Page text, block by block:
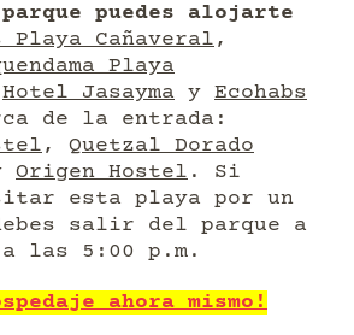
puedes alojarte
Playa Cañaveral,
Playa
Hotel Jasayma y Ecohabs
de la entrada:
, Quetzal Dorado
Origen Hostel . Si
esta playa por un
salir del parque a
las 5:00 p.m.
ahora mismo!